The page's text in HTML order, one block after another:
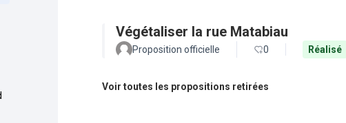
Végétaliser la rue Matabiau
Proposition officielle 0 Réalisé
Voir toutes les propositions retirées